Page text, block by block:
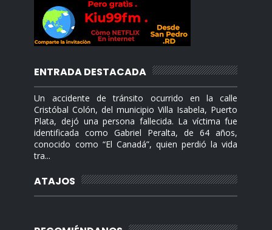
ENTRADA DESTACADA
Un accidente de tránsito ocurrido en la calle
Cristóbal Colón, del municipio Villa Isabela, Puerto
Plata, dejó una persona fallecida. La víctima fue
identificada como Gabriel Peralta, de 64 años,
conocido como “El Canadá”, quien perdió la vida
tra...
ATAJOS